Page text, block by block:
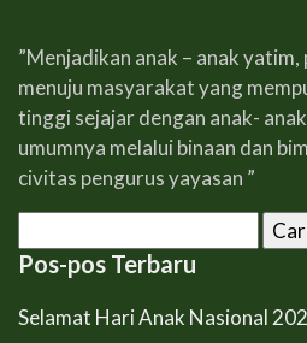
”Menjadikan anak – anak
menuju masyarakat yang
tinggi sejajar dengan anak-
umumnya melalui binaan dan
civitas pengurus yayasan ”
untuk:
Pos-pos Terbaru
Selamat Hari Anak Nasional